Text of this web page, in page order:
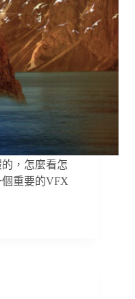
，怎麼看怎
重要的VFX